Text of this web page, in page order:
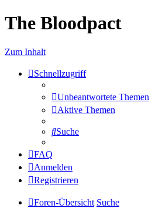
The Bloodpact
Zum Inhalt
Schnellzugriff
Unbeantwortete Themen
Aktive Themen
Suche
FAQ
Anmelden
Registrieren
Foren-Übersicht Suche